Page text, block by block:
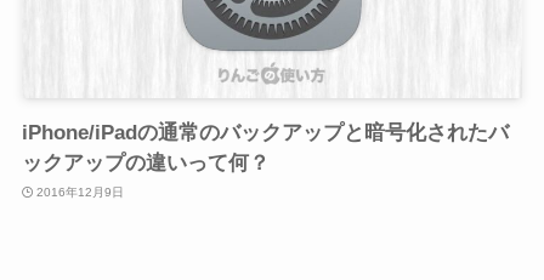
iPhone/iPadの通常のバックアップと暗号化されたバ
ックアップの違いって何？
2016年12月9日